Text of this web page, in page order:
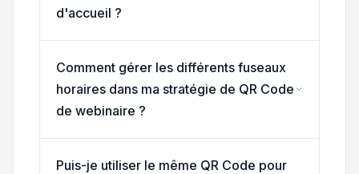
d'accueil ?
Comment gérer les différents fuseaux
horaires dans ma stratégie de QR Code
de webinaire ?
Puis-je utiliser le même QR Code pour